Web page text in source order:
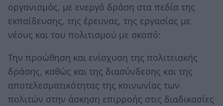
οργανισμός, με ενεργό δράση στα πεδία της
εκπαίδευσης, της έρευνας, της εργασίας με
νέους και του πολιτισμού με σκοπό:
Την προώθηση και ενίσχυση της πολιτειακής
δράσης, καθώς και της διασύνδεσης και της
αποτελεσματικότητας της κοινωνίας των
πολιτών στην άσκηση επιρροής στις διαδικασίες